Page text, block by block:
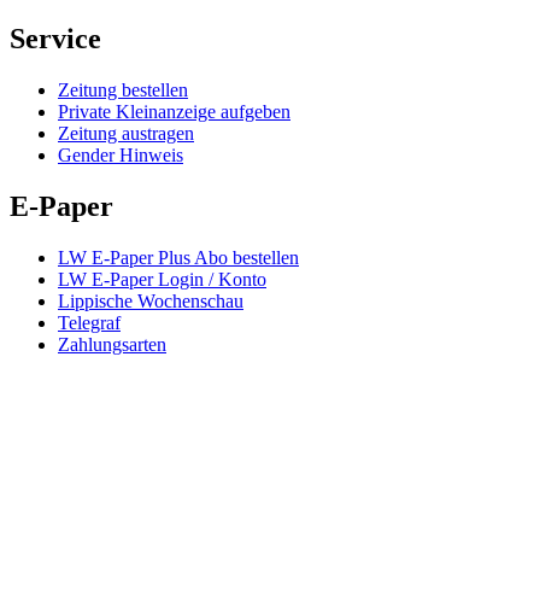
Service
Zeitung bestellen
Private Kleinanzeige aufgeben
Zeitung austragen
Gender Hinweis
E-Paper
LW E-Paper Plus Abo bestellen
LW E-Paper Login / Konto
Lippische Wochenschau
Telegraf
Zahlungsarten